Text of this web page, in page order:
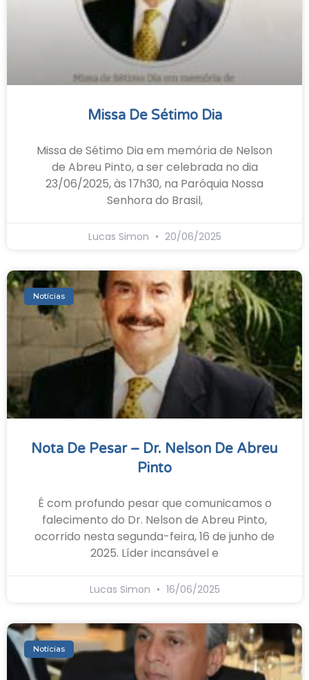
Missa De Sétimo Dia
Missa de Sétimo Dia em memória de Nelson
de Abreu Pinto, a ser celebrada no dia
23/06/2025, às 17h30, na Paróquia Nossa
Senhora do Brasil,
Lucas Simon 20/06/2025
Notícias
Nota De Pesar – Dr. Nelson De Abreu
Pinto
É com profundo pesar que comunicamos o
falecimento do Dr. Nelson de Abreu Pinto,
ocorrido nesta segunda-feira, 16 de junho de
2025. Líder incansável e
Lucas Simon 16/06/2025
Notícias